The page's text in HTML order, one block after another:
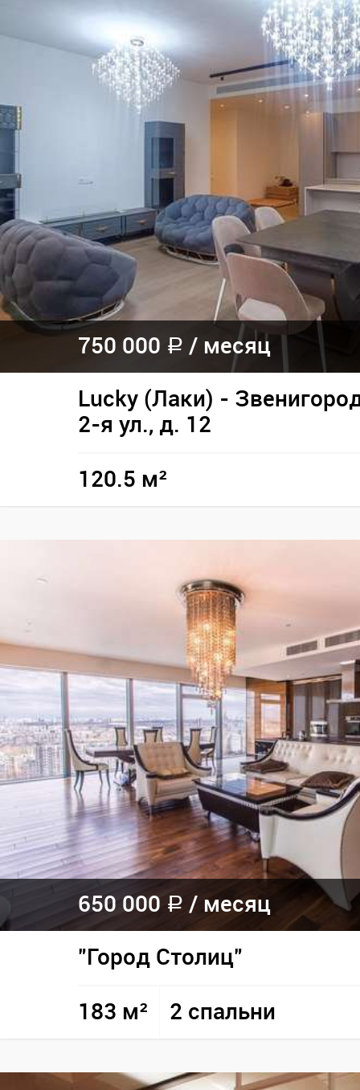
750 000 a / месяц
Lucky (Лаки) -
2-я ул., д. 12
120.5 м²
650 000 a / месяц
"Город Столиц"
183 м² 2 спальни